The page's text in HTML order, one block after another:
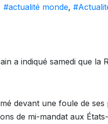
#actualité monde,
a indiqué samedi que
devant une foule de
de mi-mandat aux